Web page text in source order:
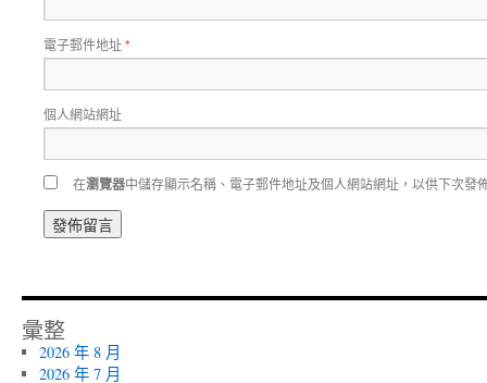
電子郵件地址*
個人網站網址
在瀏覽器中儲存顯示名稱、電子郵件地址及個人網站網址，以供下次發
彙整
2026 年 8 月
2026 年 7 月